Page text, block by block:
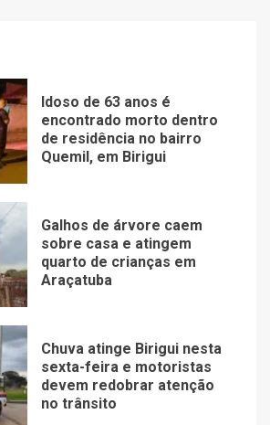
Idoso de 63 anos é
encontrado morto dentro
de residência no bairro
Quemil, em Birigui
Galhos de árvore caem
sobre casa e atingem
quarto de crianças em
Araçatuba
Chuva atinge Birigui nesta
sexta-feira e motoristas
devem redobrar atenção
no trânsito